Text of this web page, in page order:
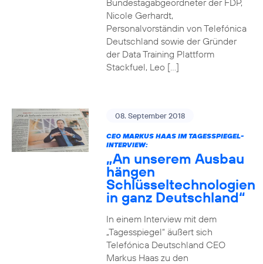
Bundestagabgeordneter der FDP,
Nicole Gerhardt,
Personalvorständin von Telefónica
Deutschland sowie der Gründer
der Data Training Plattform
Stackfuel, Leo […]
08. September 2018
CEO MARKUS HAAS IM TAGESSPIEGEL-
INTERVIEW:
„An unserem Ausbau
hängen
Schlüsseltechnologien
in ganz Deutschland“
In einem Interview mit dem
„Tagesspiegel“ äußert sich
Telefónica Deutschland CEO
Markus Haas zu den